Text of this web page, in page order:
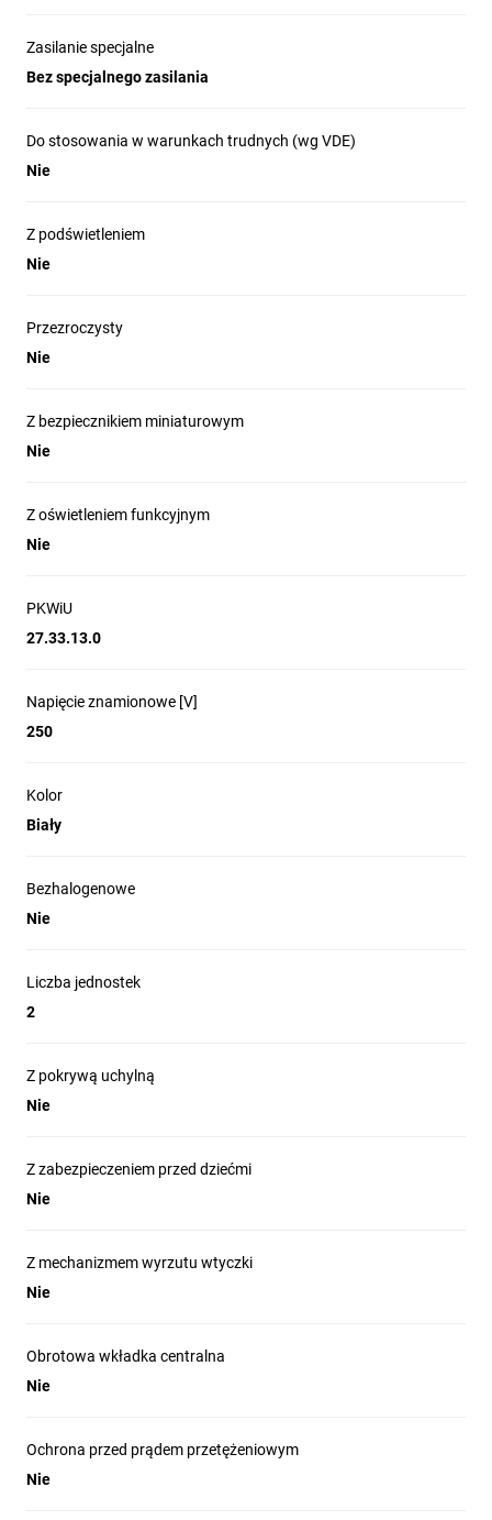
Zasilanie specjalne
Bez specjalnego zasilania
Do stosowania w warunkach trudnych (wg VDE)
Nie
Z podświetleniem
Nie
Przezroczysty
Nie
Z bezpiecznikiem miniaturowym
Nie
Z oświetleniem funkcyjnym
Nie
PKWiU
27.33.13.0
Napięcie znamionowe [V]
250
Kolor
Biały
Bezhalogenowe
Nie
Liczba jednostek
2
Z pokrywą uchylną
Nie
Z zabezpieczeniem przed dziećmi
Nie
Z mechanizmem wyrzutu wtyczki
Nie
Obrotowa wkładka centralna
Nie
Ochrona przed prądem przetężeniowym
Nie